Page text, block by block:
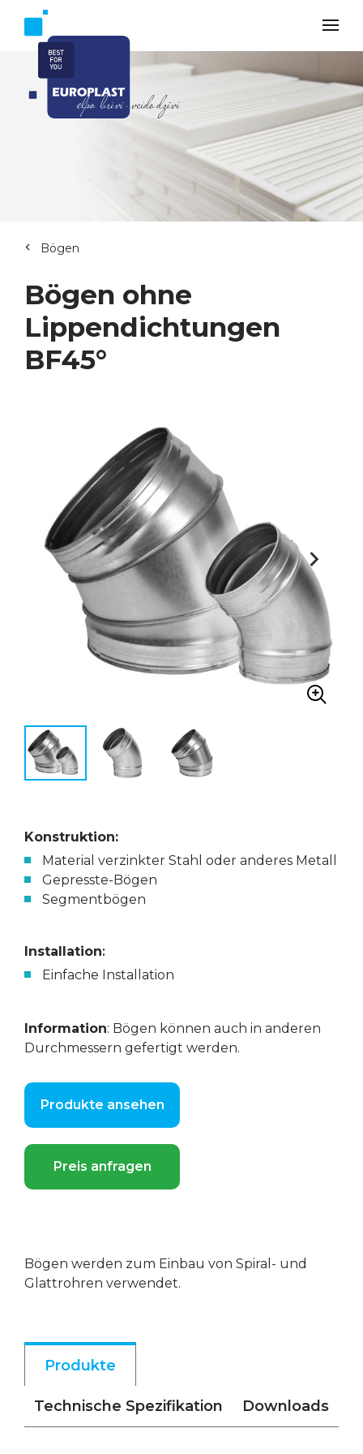
Bögen
Bögen ohne
Lippendichtungen
BF45°
Konstruktion:
Material verzinkter Stahl oder anderes Metall
Gepresste-Bögen
Segmentbögen
Installation:
Einfache Installation
Information: Bögen können auch in anderen
Durchmessern gefertigt werden.
Produkte ansehen
Preis anfragen
Bögen werden zum Einbau von Spiral- und
Glattrohren verwendet.
Produkte
Technische Spezifikation Downloads